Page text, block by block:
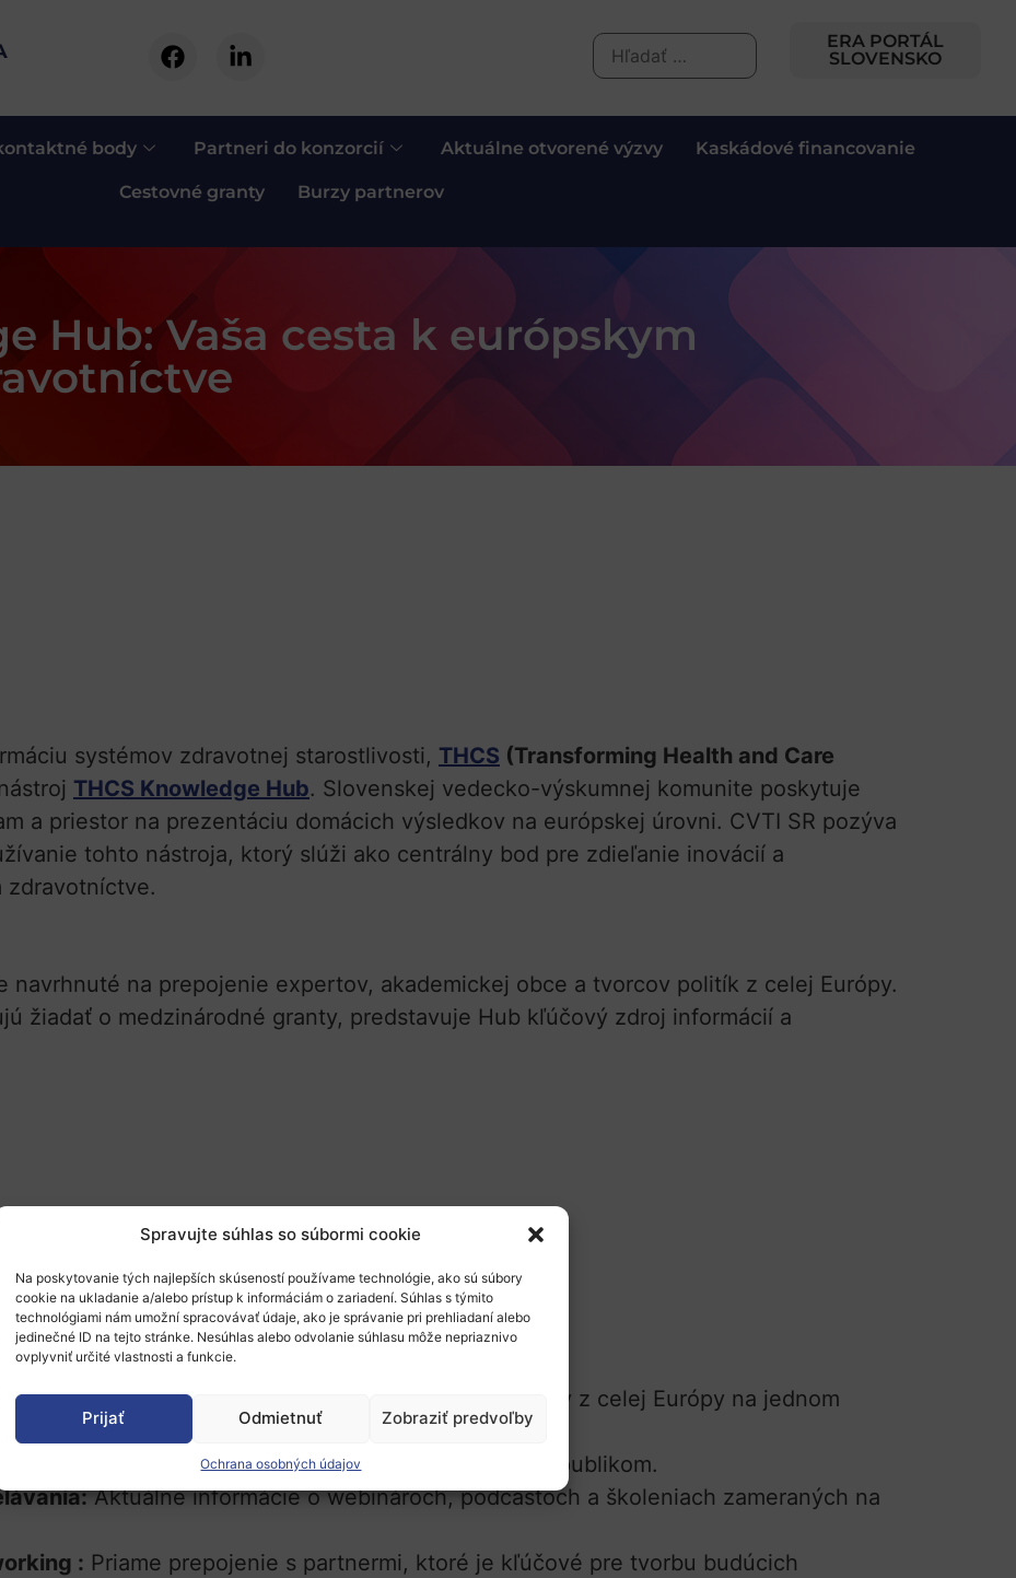
Spravujte súhlas so súbormi cookie
Na poskytovanie tých najlepších skúseností používame technológie, ako sú súbory
cookie na ukladanie a/alebo prístup k informáciám o zariadení. Súhlas s týmito
technológiami nám umožní spracovávať údaje, ako je správanie pri prehliadaní alebo
jedinečné ID na tejto stránke. Nesúhlas alebo odvolanie súhlasu môže nepriaznivo
ovplyvniť určité vlastnosti a funkcie.
Prijať Odmietnuť Zobraziť predvoľby
Ochrana osobných údajov
ERA PORTÁL
SLOVENSKO
body Partneri do konzorcií Aktuálne otvorené výzvy Kaskádové financovanie
Cestovné granty Burzy partnerov
Hub: Vaša cesta k európskym
systémov zdravotnej starostlivosti, THCS (Transforming Health and Care
THCS Knowledge Hub. Slovenskej vedecko-výskumnej komunite poskytuje
a priestor na prezentáciu domácich výsledkov na európskej úrovni. CVTI SR pozýva
tohto nástroja, ktorý slúži ako centrálny bod pre zdieľanie inovácií a
zdravotníctve.
navrhnuté na prepojenie expertov, akademickej obce a tvorcov politík z celej Európy.
žiadať o medzinárodné granty, predstavuje Hub kľúčový zdroj informácií a
Odborné články, metodiky a strategické dokumenty z celej Európy na jednom
Zviditeľnenie Vašich projekty pred európskym publikom.
Aktuálne informácie o webinároch, podcastoch a školeniach zameraných na
: Priame prepojenie s partnermi, ktoré je kľúčové pre tvorbu budúcich